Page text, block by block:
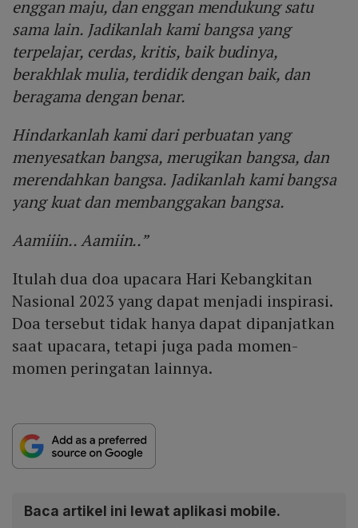
enggan maju, dan enggan mendukung satu
sama lain. Jadikanlah kami bangsa yang
terpelajar, cerdas, kritis, baik budinya,
berakhlak mulia, terdidik dengan baik, dan
beragama dengan benar.
Hindarkanlah kami dari perbuatan yang
menyesatkan bangsa, merugikan bangsa, dan
merendahkan bangsa. Jadikanlah kami bangsa
yang kuat dan membanggakan bangsa.
Aamiiin.. Aamiin..”
Itulah dua doa upacara Hari Kebangkitan
Nasional 2023 yang dapat menjadi inspirasi.
Doa tersebut tidak hanya dapat dipanjatkan
saat upacara, tetapi juga pada momen-
momen peringatan lainnya.
Baca artikel ini lewat aplikasi mobile.